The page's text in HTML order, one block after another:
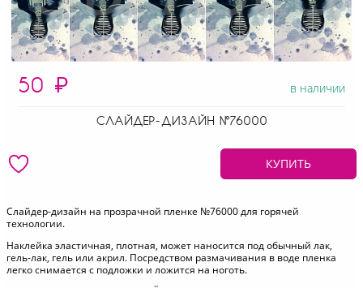
50 ₽ в наличии
СЛАЙДЕР-ДИЗАЙН №76000
КУПИТЬ
Слайдер-дизайн на прозрачной пленке №76000 для горячей
технологии.
Наклейка эластичная, плотная, может наносится под обычный лак,
гель-лак, гель или акрил. Посредством размачивания в воде пленка
легко снимается с подложки и ложится на ноготь.